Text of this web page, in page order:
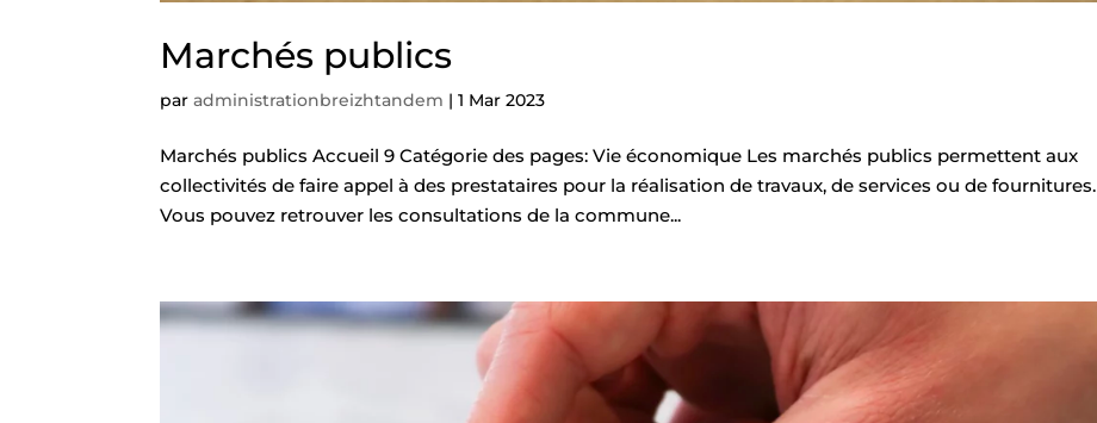
Marchés publics
paradministrationbreizhtandem |1 Mar 2023
Marchés publics Accueil 9 Catégorie des pages: Vie économique Les marchés publics permettent aux
collectivités de faire appel à des prestataires pour la réalisation de travaux, de services ou de fournitures.
Vous pouvez retrouver les consultations de la commune...